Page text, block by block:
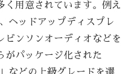
く用意されています。例え
ヘッドアップディスプレ
ビンソンオーディオなどを
がパッケージ化された